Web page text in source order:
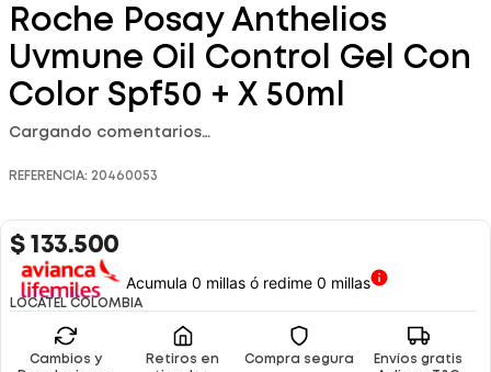
Roche Posay Anthelios
Uvmune Oil Control Gel Con
Color Spf50 + X 50ml
Cargando comentarios…
REFERENCIA: 20460053
$ 133.500
Acumula 0 millas ó redime 0 millas
LOCATEL COLOMBIA
Cambios y
Retiros en
Compra segura
Envíos gratis